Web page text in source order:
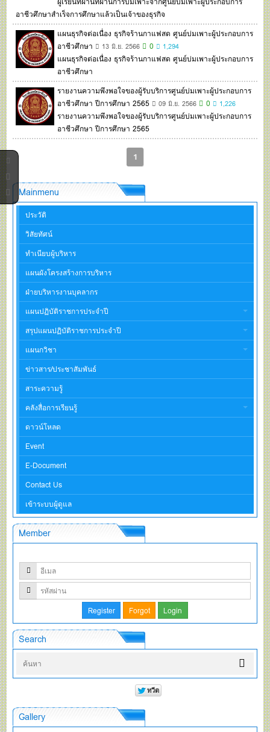
อาชีวศึกษาสำเร็จการศึกษาแล้วเป็นเจ้าของธุรกิจ
แผนธุรกิจต่อเนื่อง ธุรกิจร้านกาแฟสด ศูนย์บ่มเพาะผู้ประกอบการ
อาชีวศึกษา
13 มิ.ย. 2566 0 1,294
แผนธุรกิจต่อเนื่อง ธุรกิจร้านกาแฟสด ศูนย์บ่มเพาะผู้ประกอบการ
อาชีวศึกษา
รายงานความพึงพอใจของผู้รับบริการศูนย์บ่มเพาะผู้ประกอบการ
อาชีวศึกษา ปีการศึกษา 2565
09 มิ.ย. 2566 0 1,226
รายงานความพึงพอใจของผู้รับบริการศูนย์บ่มเพาะผู้ประกอบการ
อาชีวศึกษา ปีการศึกษา 2565
1
Mainmenu
ประวัติ
วิสัยทัศน์
ทำเนียบผู้บริหาร
แผนผังโครงสร้างการบริหาร
ฝ่ายบริหารงานบุคลากร
แผนปฏิบัติราชการประจำปี
สรุปแผนปฏิบัติราชการประจำปี
แผนกวิชา
ข่าวสาร/ประชาสัมพันธ์
สาระความรู้
คลังสื่อการเรียนรู้
ดาวน์โหลด
Event
E-Document
Contact Us
เข้าระบบผู้ดูแล
Member
Search
Gallery